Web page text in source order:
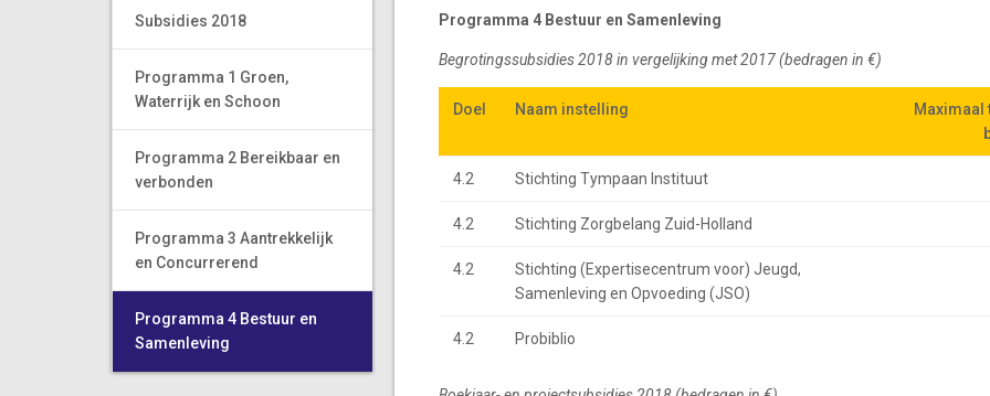
Subsidies 2018
Programma 1 Groen,
Waterrijk en Schoon
Programma 2 Bereikbaar en
verbonden
Programma 3 Aantrekkelijk
en Concurrerend
Programma 4 Bestuur en
Samenleving
Programma 4 Bestuur en Samenleving
Begrotingssubsidies 2018 in vergelijking met 2017 (bedragen in €)
Doel Naam instelling
Maximaal
Doel Naam instelling
Maximaal
4.2 Stichting Tympaan Instituut
4.2 Stichting Zorgbelang Zuid-Holland
4.2
Stichting (Expertisecentrum voor) Jeugd,
Samenleving en Opvoeding (JSO)
4.2 Probiblio